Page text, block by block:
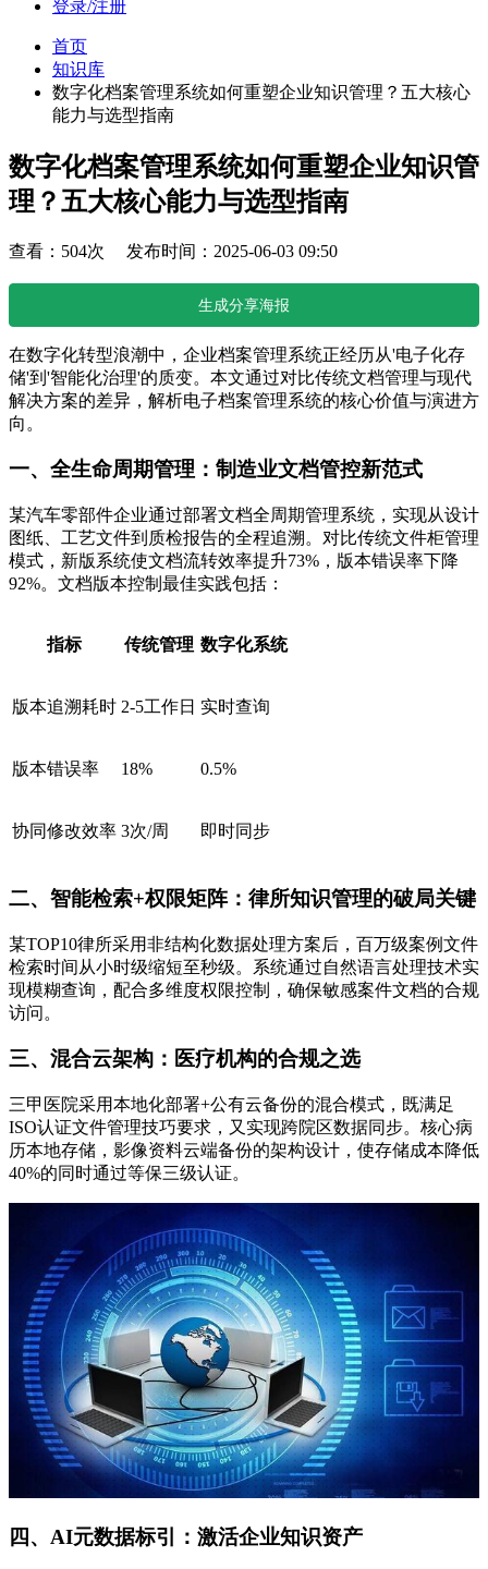
登录/注册
首页
知识库
数字化档案管理系统如何重塑企业知识管理？五大核心
能力与选型指南
数字化档案管理系统如何重塑企业知识管
理？五大核心能力与选型指南
查看：504次 发布时间：2025-06-03 09:50
生成分享海报
在数字化转型浪潮中，企业档案管理系统正经历从'电子化存
储'到'智能化治理'的质变。本文通过对比传统文档管理与现代
解决方案的差异，解析电子档案管理系统的核心价值与演进方
向。
一、全生命周期管理：制造业文档管控新范式
某汽车零部件企业通过部署文档全周期管理系统，实现从设计
图纸、工艺文件到质检报告的全程追溯。对比传统文件柜管理
模式，新版系统使文档流转效率提升73%，版本错误率下降
92%。文档版本控制最佳实践包括：
指标 传统管理 数字化系统
版本追溯耗时 2-5工作日 实时查询
版本错误率 18% 0.5%
协同修改效率 3次/周 即时同步
二、智能检索+权限矩阵：律所知识管理的破局关键
某TOP10律所采用非结构化数据处理方案后，百万级案例文件
检索时间从小时级缩短至秒级。系统通过自然语言处理技术实
现模糊查询，配合多维度权限控制，确保敏感案件文档的合规
访问。
三、混合云架构：医疗机构的合规之选
三甲医院采用本地化部署+公有云备份的混合模式，既满足
ISO认证文件管理技巧要求，又实现跨院区数据同步。核心病
历本地存储，影像资料云端备份的架构设计，使存储成本降低
40%的同时通过等保三级认证。
四、AI元数据标引：激活企业知识资产